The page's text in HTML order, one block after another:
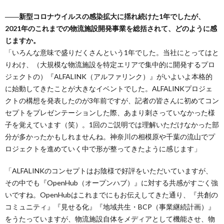
――新型コロナウイルスの感染拡大に揺れ続けた1年でしたが、
2021年のこれまでの物流施設開発事業を総括されて、どのように感
じますか。
「いろんな意味で盛りだくさんという1年でした。当社にとってはと
りわけ、（大規模な物流施設を特定エリアで集中的に開発するプロ
ジェクトの）『ALFALINK（アルファリンク）』がいよいよ本格的
に始動してきたことが大きなイベントでした。ALFALINKプロジェ
クトの構想を発表したのが3年前ですが、記者の皆さんに初めてコン
セプトをプレゼンテーションした際、あまり刺さっていなかった様
子を覚えています（笑）。1回のご説明では理解いただけなかった部
分が多かったかもしれませんね。神奈川の相模原や千葉の流山でプ
ロジェクトを進めていく中で形が整ってきたように感じます」
「ALFALINKのコンセプトはお陰様で好評をいただいていますが、
その中でも『OpenHub（オープンハブ）』に対する共感がすごく強
いですね。OpenHubはこれまでにもお伝えしてきた通り、『共創の
コミュニティ』『見せる化』『地域共生・BCP（事業継続計画）』
をうたっていますが、物流施設自体をメディアとして機能させ、物